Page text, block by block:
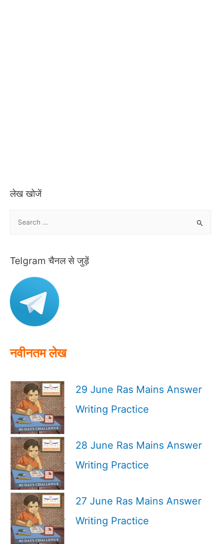
लेख खोजें
r
f
o
Telgram चैनल से जुड़ें
नवीनतम लेख
29 June Ras Mains Answer
Writing Practice
28 June Ras Mains Answer
Writing Practice
27 June Ras Mains Answer
Writing Practice